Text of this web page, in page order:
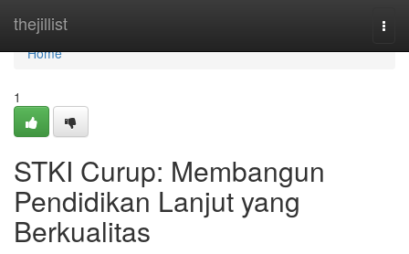
thejillist
Home
Home
1
STKI Curup: Membangun
Pendidikan Lanjut yang
Berkualitas